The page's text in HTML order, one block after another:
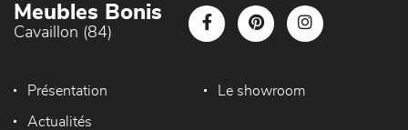
Meubles Bonis
Cavaillon (84)
Présentation Le showroom
Actualités